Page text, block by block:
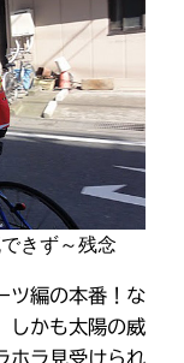
きず～残念
ツ編の本番！な
しかも太陽の威
ホラ見受けられ